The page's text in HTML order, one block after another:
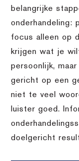
belangrijke
onderhandeling:
focus alleen op
krijgen wat je
persoonlijk,
gericht op een
niet te veel
luister goed.
doelgericht